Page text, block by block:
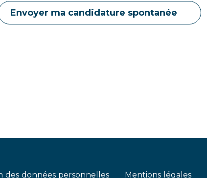
Envoyer ma candidature spontanée
des données personnelles Mentions légales